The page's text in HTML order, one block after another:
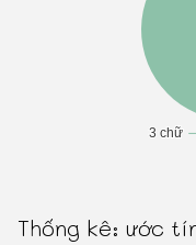
Thống kê: ước